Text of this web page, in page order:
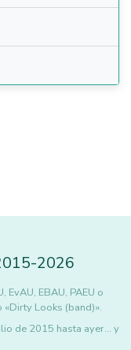
-2026
EBAU, PAEU o
Looks (band)».
de 2015 hasta ayer... y